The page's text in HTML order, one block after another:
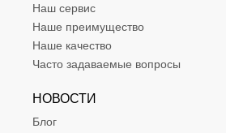
Наш сервис
Наше преимущество
Наше качество
Часто задаваемые вопросы
НОВОСТИ
Блог